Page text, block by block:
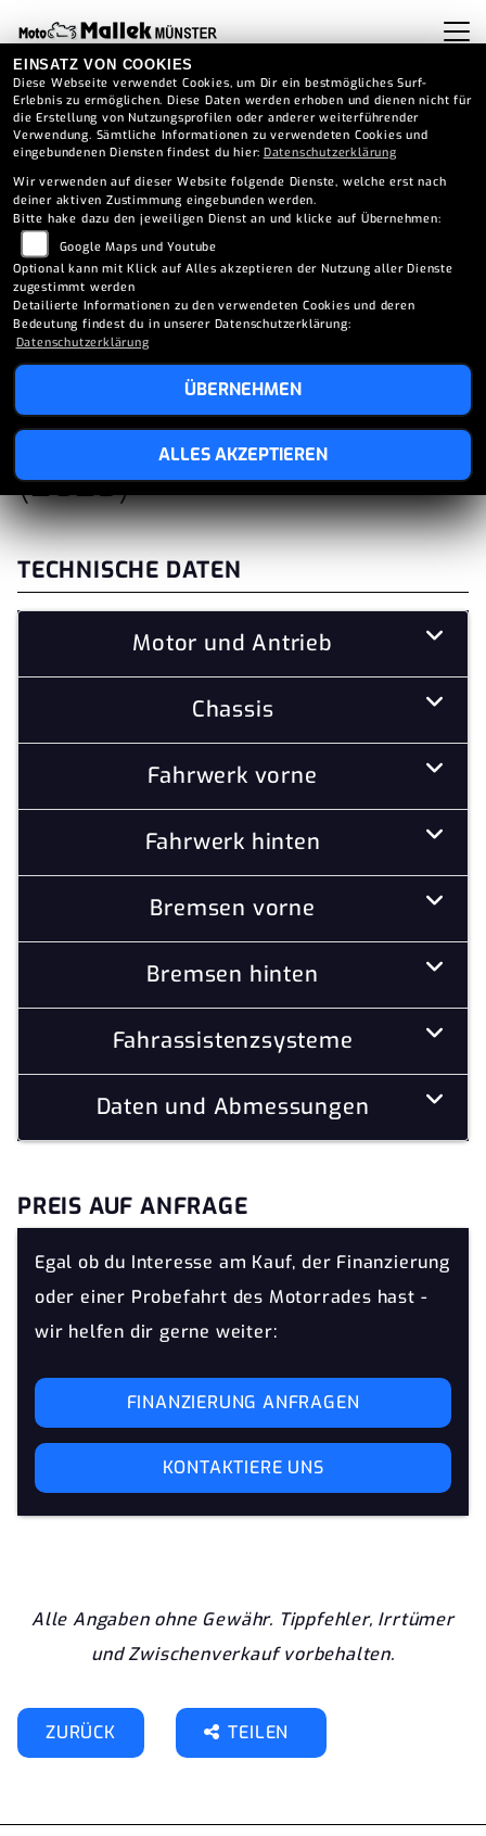
APRILIA RSV4 X EX3MA
(2025)
TECHNISCHE DATEN
Motor und Antrieb
Chassis
Fahrwerk vorne
Fahrwerk hinten
Bremsen vorne
Bremsen hinten
Fahrassistenzsysteme
Daten und Abmessungen
PREIS AUF ANFRAGE
Egal ob du Interesse am Kauf, der Finanzierung
oder einer Probefahrt des Motorrades hast -
wir helfen dir gerne weiter:
FINANZIERUNG ANFRAGEN
KONTAKTIERE UNS
Alle Angaben ohne Gewähr. Tippfehler, Irrtümer
und Zwischenverkauf vorbehalten.
ZURÜCK TEILEN
EINSATZ VON COOKIES
Diese Webseite verwendet Cookies, um Dir ein bestmögliches Surf-
Erlebnis zu ermöglichen. Diese Daten werden erhoben und dienen nicht für
die Erstellung von Nutzungsprofilen oder anderer weiterführender
Verwendung. Sämtliche Informationen zu verwendeten Cookies und
eingebundenen Diensten findest du hier: Datenschutzerklärung
Wir verwenden auf dieser Website folgende Dienste, welche erst nach
deiner aktiven Zustimmung eingebunden werden.
Bitte hake dazu den jeweiligen Dienst an und klicke auf Übernehmen:
Google Maps und Youtube
Optional kann mit Klick auf Alles akzeptieren der Nutzung aller Dienste
zugestimmt werden
Detailierte Informationen zu den verwendeten Cookies und deren
Bedeutung findest du in unserer Datenschutzerklärung:
Datenschutzerklärung
ÜBERNEHMEN
ALLES AKZEPTIEREN